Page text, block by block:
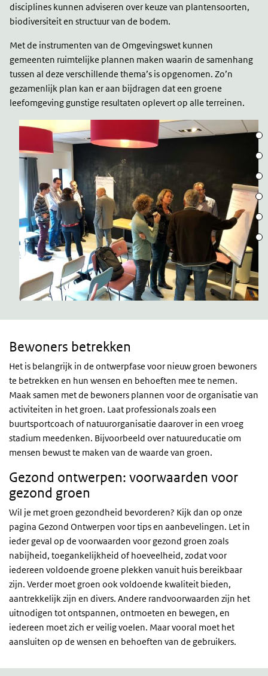
Aan
disciplines kunnen adviseren over keuze van plantensoorten,
biodiversiteit en structuur van de bodem.
Met de instrumenten van de Omgevingswet kunnen
gemeenten ruimtelijke plannen maken waarin de samenhang
tussen al deze verschillende thema’s is opgenomen. Zo’n
gezamenlijk plan kan er aan bijdragen dat een groene
leefomgeving gunstige resultaten oplevert op alle terreinen.
Bewoners
Bewoners betrekken
Het is belangrijk in de ontwerpfase voor nieuw groen bewoners
te betrekken en hun wensen en behoeften mee te nemen.
Maak samen met de bewoners plannen voor de organisatie van
activiteiten in het groen. Laat professionals zoals een
buurtsportcoach of natuurorganisatie daarover in een vroeg
stadium meedenken. Bijvoorbeeld over natuureducatie om
mensen bewust te maken van de waarde van groen.
Gezond ontwerpen: voorwaarden voor
gezond groen
Wil je met groen gezondheid bevorderen? Kijk dan op onze
pagina Gezond Ontwerpen voor tips en aanbevelingen. Let in
ieder geval op de voorwaarden voor gezond groen zoals
nabijheid, toegankelijkheid of hoeveelheid, zodat voor
iedereen voldoende groene plekken vanuit huis bereikbaar
zijn. Verder moet groen ook voldoende kwaliteit bieden,
aantrekkelijk zijn en divers. Andere randvoorwaarden zijn het
uitnodigen tot ontspannen, ontmoeten en bewegen, en
iedereen moet zich er veilig voelen. Maar vooral moet het
aansluiten op de wensen en behoeften van de gebruikers.
Aan